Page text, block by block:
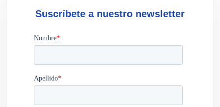
Suscríbete a nuestro newsletter